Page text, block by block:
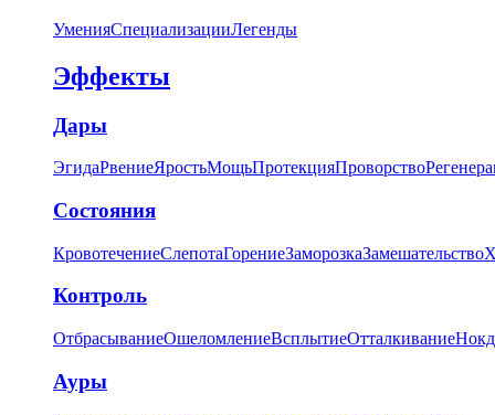
УменияСпециализацииЛегенды
Эффекты
Дары
ЭгидаРвениеЯростьМощьПротекцияПроворство
Состояния
КровотечениеСлепотаГорениеЗаморозкаЗамешательство
Контроль
ОтбрасываниеОшеломлениеВсплытиеОтталкивание
Ауры